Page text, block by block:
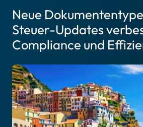
Neue
Steuer-Updates
Compliance und